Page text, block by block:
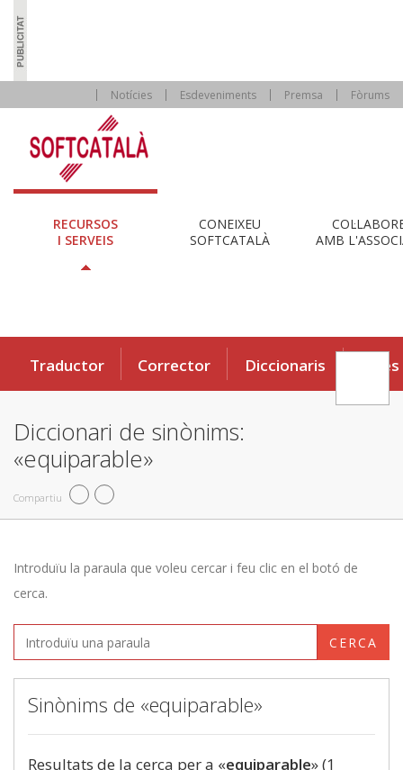
Notícies Esdeveniments Premsa Fòrums
RECURSOS
I SERVEIS
CONEIXEU
SOFTCATALÀ
AMB
Traductor Corrector Diccionaris Eines
Diccionari de sinònims:
«equiparable»
Compartiu
Introduïu la paraula que voleu cercar i feu clic en el botó de
cerca.
CERCA
Sinònims de «equiparable»
Resultats de la cerca per a «equiparable» (1